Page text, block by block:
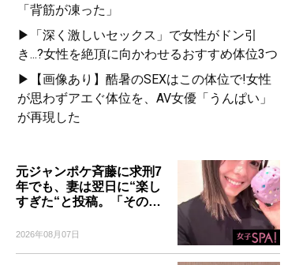
「背筋が凍った」
▶「深く激しいセックス」で女性がドン引
き...?女性を絶頂に向かわせるおすすめ体位3つ
▶【画像あり】酷暑のSEXはこの体位で!女性
が思わずアエぐ体位を、AV女優「うんぱい」
が再現した
元ジャンポケ斉藤に求刑7
年でも、妻は翌日に“楽し
すぎた“と投稿。「その…
2026年08月07日